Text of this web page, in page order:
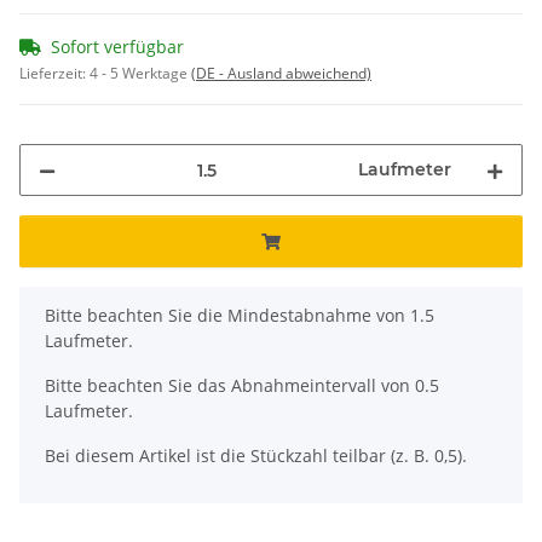
Sofort verfügbar
Lieferzeit:4 - 5 Werktage (DE - Ausland abweichend)
Laufmeter
x
Bitte beachten Sie die Mindestabnahme von 1.5
Laufmeter.
Bitte beachten Sie das Abnahmeintervall von 0.5
Laufmeter.
Bei diesem Artikel ist die Stückzahl teilbar (z. B. 0,5).